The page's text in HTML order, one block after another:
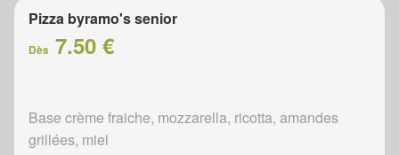
Pizza byramo's senior
Dès 7.50 €
Base crème fraiche, mozzarella, ricotta, amandes
grillées, miel